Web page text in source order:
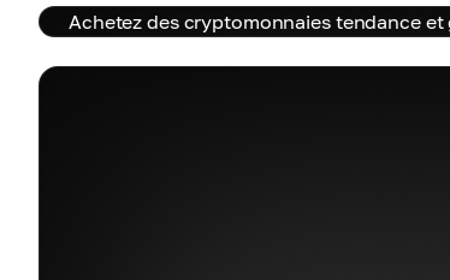
Achetez des cryptomonnaies tendance